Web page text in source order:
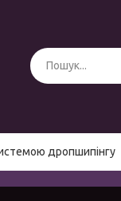
дропшипінгу